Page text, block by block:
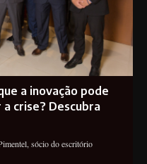
a inovação pode
crise? Descubra
sócio do escritório